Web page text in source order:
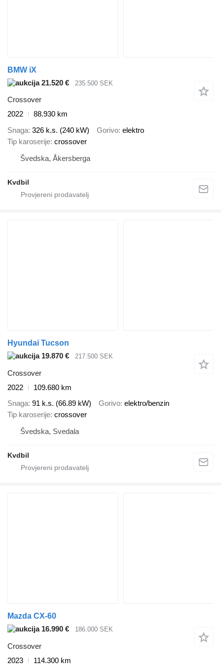
BMW iX
21.520 €
235.500 SEK
Crossover
2022
88.930 km
Snaga 326 k.s. (240 kW) Gorivo elektro
Tip karoserije crossover
Švedska, Åkersberga
Kvdbil
Hyundai Tucson
19.870 €
217.500 SEK
Crossover
2022
109.680 km
Snaga 91 k.s. (66.89 kW) Gorivo elektro/benzin
Tip karoserije crossover
Švedska, Svedala
Kvdbil
Mazda CX-60
16.990 €
186.000 SEK
Crossover
2023
114.300 km